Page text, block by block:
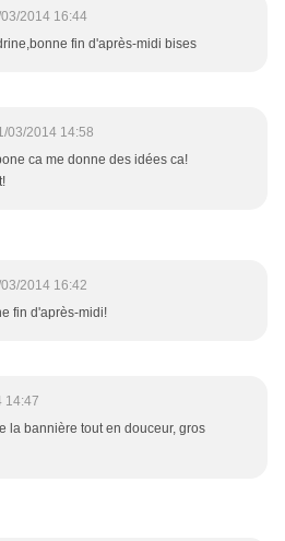
2014 16:44
fin d'après-midi bises
03/2014 14:58
ca me donne des idées ca!
2014 16:42
fin d'après-midi!
14:47
la bannière tout en douceur, gros